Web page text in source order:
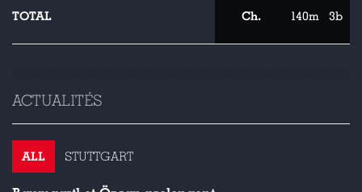
TOTAL Ch. 140m 3b
ACTUALITÉS
ALL STUTTGART